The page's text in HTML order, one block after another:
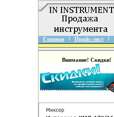
Главная Прайс-лист
Внимание! Скидки!